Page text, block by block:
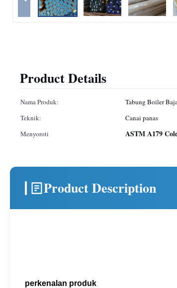
Product Details
Nama Produk: Tabung Boiler
Teknik:
Canai panas
Menyoroti
ASTM A179
Product Description
perkenalan produk